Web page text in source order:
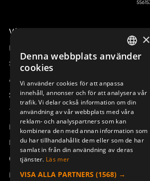
Våra radiostyrningar – översikt
Remotus
Sesam
Access_Ctrl
Support
Teknisk support
Boka service
Manualer och videoinstruktioner
Om Åkerströms
Kontakt
SWEDISH
DEUTSCH
×
Denna webbplats använder
cookies
Vi använder cookies för att anpassa
innehåll, annonser och för att analysera vår
trafik. Vi delar också information om din
användning av vår webbplats med våra
reklam- och analyspartners som kan
kombinera den med annan information som
du har tillhandahållit dem eller som de har
samlat in från din användning av deras
tjänster. Läs mer
VISA ALLA PARTNERS (1568) →